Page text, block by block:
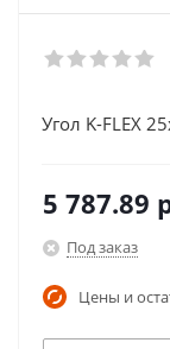
Угол K-FLEX
5 787.89
Под заказ
Цены и